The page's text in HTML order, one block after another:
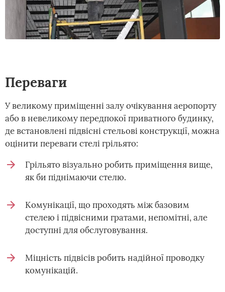
Переваги
У великому приміщенні залу очікування аеропорту
або в невеликому передпокої приватного будинку,
де встановлені підвісні стельові конструкції, можна
оцінити переваги стелі грільято:
Грільято візуально робить приміщення вище,
як би піднімаючи стелю.
Комунікації, що проходять між базовим
стелею і підвісними гратами, непомітні, але
доступні для обслуговування.
Міцність підвісів робить надійної проводку
комунікацій.